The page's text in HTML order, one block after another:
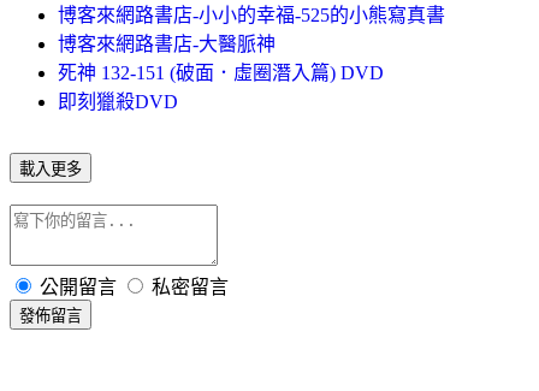
博客來網路書店-小小的幸福-525的小熊寫真書
博客來網路書店-大醫脈神
死神 132-151 (破面．虛圈潛入篇) DVD
即刻獵殺DVD
載入更多
公開留言 私密留言
發佈留言